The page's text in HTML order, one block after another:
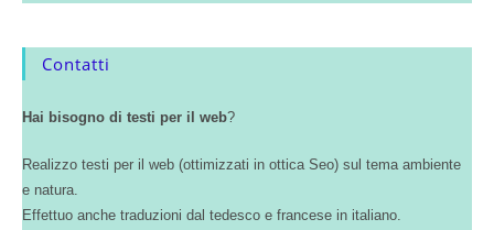
Contatti
Hai bisogno di testi per il web?
Realizzo testi per il web (ottimizzati in ottica Seo) sul tema ambiente
e natura.
Effettuo anche traduzioni dal tedesco e francese in italiano.